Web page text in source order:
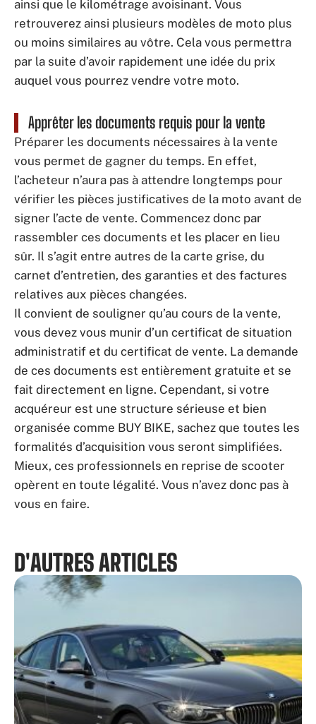
ainsi que le kilométrage avoisinant. Vous
retrouverez ainsi plusieurs modèles de moto plus
ou moins similaires au vôtre. Cela vous permettra
par la suite d’avoir rapidement une idée du prix
auquel vous pourrez vendre votre moto.
Apprêter les documents requis pour la vente
Préparer les documents nécessaires à la vente
vous permet de gagner du temps. En effet,
l’acheteur n’aura pas à attendre longtemps pour
vérifier les pièces justificatives de la moto avant de
signer l’acte de vente. Commencez donc par
rassembler ces documents et les placer en lieu
sûr. Il s’agit entre autres de la carte grise, du
carnet d’entretien, des garanties et des factures
relatives aux pièces changées.
Il convient de souligner qu’au cours de la vente,
vous devez vous munir d’un certificat de situation
administratif et du certificat de vente. La demande
de ces documents est entièrement gratuite et se
fait directement en ligne. Cependant, si votre
acquéreur est une structure sérieuse et bien
organisée comme BUY BIKE, sachez que toutes les
formalités d’acquisition vous seront simplifiées.
Mieux, ces professionnels en reprise de scooter
opèrent en toute légalité. Vous n’avez donc pas à
vous en faire.
D'AUTRES ARTICLES